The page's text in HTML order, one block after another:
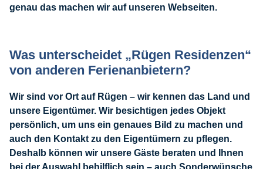
genau das machen wir auf unseren Webseiten.
Was unterscheidet „Rügen Residenzen“
von anderen Ferienanbietern?
Wir sind vor Ort auf Rügen – wir kennen das Land und
unsere Eigentümer. Wir besichtigen jedes Objekt
persönlich, um uns ein genaues Bild zu machen und
auch den Kontakt zu den Eigentümern zu pflegen.
Deshalb können wir unsere Gäste beraten und Ihnen
bei der Auswahl behilflich sein – auch Sonderwünsche